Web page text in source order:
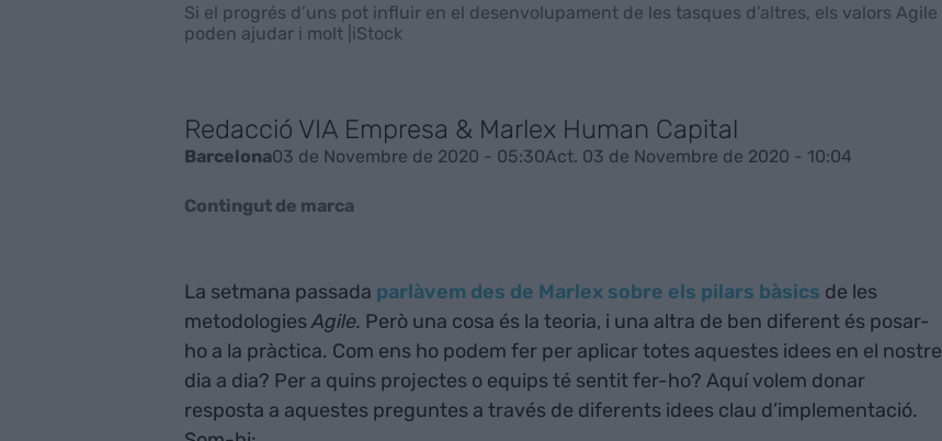
Si el progrés d’uns pot influir en el desenvolupament de les tasques d’altres, els valors Agile
poden ajudar i molt |iStock
Redacció VIA Empresa & Marlex Human Capital
Barcelona03 de Novembre de 2020 - 05:30Act. 03 de Novembre de 2020 - 10:04
Contingut de marca
La setmana passada parlàvem des de Marlex sobre els pilars bàsics de les
metodologiesAgile. Però una cosa és la teoria, i una altra de ben diferent és posar-
ho a la pràctica. Com ens ho podem fer per aplicar totes aquestes idees en el nostre
dia a dia? Per a quins projectes o equips té sentit fer-ho? Aquí volem donar
resposta a aquestes preguntes a través de diferents idees clau d’implementació.